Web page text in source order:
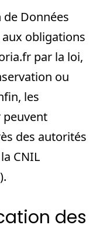
Données
obligations
par la loi,
ou
les
peuvent
des autorités
CNIL
des